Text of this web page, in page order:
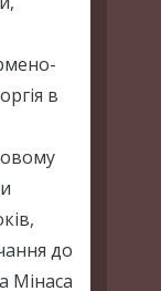
в
до
Мінаса